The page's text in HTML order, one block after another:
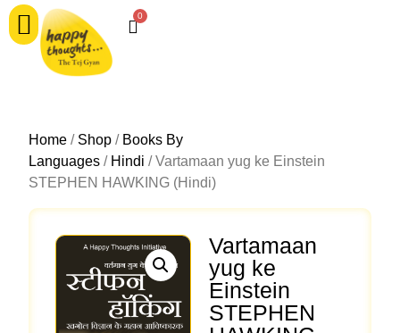
0
Home / Shop / Books By
Languages / Hindi / Vartamaan yug ke Einstein
STEPHEN HAWKING (Hindi)
Vartamaan
yug ke
Einstein
STEPHEN